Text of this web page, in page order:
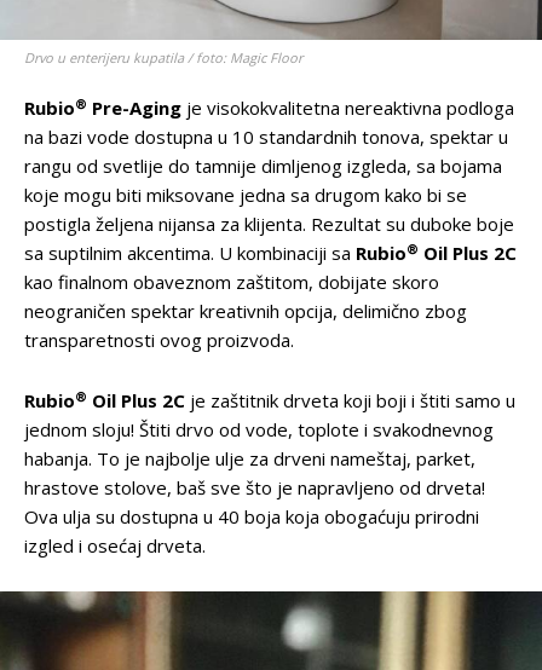
Drvo u enterijeru kupatila / foto: Magic Floor
Rubio® Pre-Aging je visokokvalitetna nereaktivna podloga
na bazi vode dostupna u 10 standardnih tonova, spektar u
rangu od svetlije do tamnije dimljenog izgleda, sa bojama
koje mogu biti miksovane jedna sa drugom kako bi se
postigla željena nijansa za klijenta. Rezultat su duboke boje
sa suptilnim akcentima. U kombinaciji sa Rubio® Oil Plus 2C
kao finalnom obaveznom zaštitom, dobijate skoro
neograničen spektar kreativnih opcija, delimično zbog
transparetnosti ovog proizvoda.
Rubio® Oil Plus 2C je zaštitnik drveta koji boji i štiti samo u
jednom sloju! Štiti drvo od vode, toplote i svakodnevnog
habanja. To je najbolje ulje za drveni nameštaj, parket,
hrastove stolove, baš sve što je napravljeno od drveta!
Ova ulja su dostupna u 40 boja koja obogaćuju prirodni
izgled i osećaj drveta.